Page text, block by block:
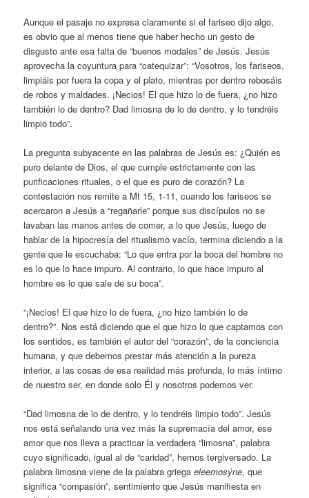
Aunque el pasaje no expresa claramente si el fariseo dijo algo,
es obvio que al menos tiene que haber hecho un gesto de
disgusto ante esa falta de “buenos modales” de Jesús. Jesús
aprovecha la coyuntura para “catequizar”: “Vosotros, los fariseos,
limpiáis por fuera la copa y el plato, mientras por dentro rebosáis
de robos y maldades. ¡Necios! El que hizo lo de fuera, ¿no hizo
también lo de dentro? Dad limosna de lo de dentro, y lo tendréis
limpio todo”.
La pregunta subyacente en las palabras de Jesús es: ¿Quién es
puro delante de Dios, el que cumple estrictamente con las
purificaciones rituales, o el que es puro de corazón? La
contestación nos remite a Mt 15, 1-11, cuando los fariseos se
acercaron a Jesús a “regañarle” porque sus discípulos no se
lavaban las manos antes de comer, a lo que Jesús, luego de
hablar de la hipocresía del ritualismo vacío, termina diciendo a la
gente que le escuchaba: “Lo que entra por la boca del hombre no
es lo que lo hace impuro. Al contrario, lo que hace impuro al
hombre es lo que sale de su boca”.
“¡Necios! El que hizo lo de fuera, ¿no hizo también lo de
dentro?”. Nos está diciendo que el que hizo lo que captamos con
los sentidos, es también el autor del “corazón”, de la conciencia
humana, y que debemos prestar más atención a la pureza
interior, a las cosas de esa realidad más profunda, lo más íntimo
de nuestro ser, en donde solo Él y nosotros podemos ver.
“Dad limosna de lo de dentro, y lo tendréis limpio todo”. Jesús
nos está señalando una vez más la supremacía del amor, ese
amor que nos lleva a practicar la verdadera “limosna”, palabra
cuyo significado, igual al de “caridad”, hemos tergiversado. La
palabra limosna viene de la palabra griegaeleemosýne, que
significa “compasión”, sentimiento que Jesús manifiesta en